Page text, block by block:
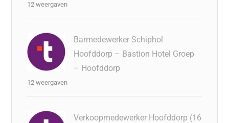
12 weergaven
Barmedewerker Schiphol
Hoofddorp – Bastion Hotel Groep
– Hoofddorp
12 weergaven
Verkoopmedewerker Hoofddorp (16